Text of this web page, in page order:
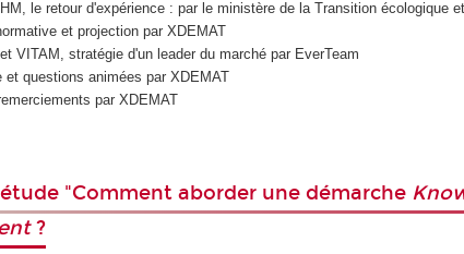
le retour d'expérience : par le ministère de la Transition écologique
et projection par XDEMAT
VITAM, stratégie d'un leader du marché par EverTeam
et questions animées par XDEMAT
par XDEMAT
"Comment aborder une démarche
?